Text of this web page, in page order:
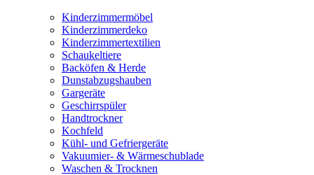
Kinderzimmermöbel
Kinderzimmerdeko
Kinderzimmertextilien
Schaukeltiere
Backöfen & Herde
Dunstabzugshauben
Gargeräte
Geschirrspüler
Handtrockner
Kochfeld
Kühl- und Gefriergeräte
Vakuumier- & Wärmeschublade
Waschen & Trocknen